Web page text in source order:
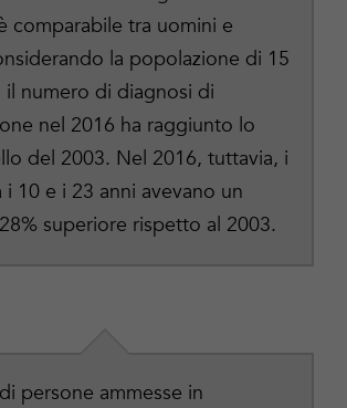
comparabile tra uomini e
la popolazione di 15
il numero di diagnosi di
nel 2016 ha raggiunto lo
del 2003. Nel 2016, tuttavia, i
10 e i 23 anni avevano un
superiore rispetto al 2003.
persone ammesse in